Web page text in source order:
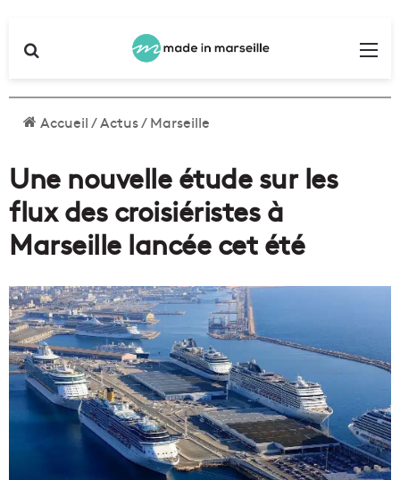
Accueil/Actus/Marseille
Une nouvelle étude sur les
flux des croisiéristes à
Marseille lancée cet été